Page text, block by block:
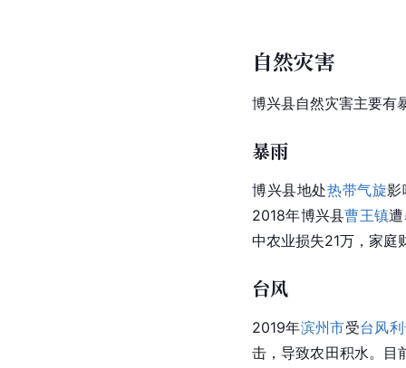
自然灾害
博兴县自然灾害主要有
暴雨
博兴县地处热带气旋影
2018年博兴县曹王镇
中农业损失21万，家庭
台风
2019年滨州市受台风
击，导致农田积水。目